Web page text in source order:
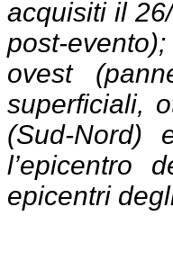
acquisiti il
post-
ovest
superficiali,
(Sud-Nord)
l’epicentro
epicentri